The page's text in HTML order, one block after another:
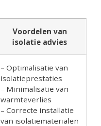
Voordelen van
isolatie advies
– Optimalisatie van
isolatieprestaties
– Minimalisatie van
warmteverlies
– Correcte installatie
van isolatiematerialen